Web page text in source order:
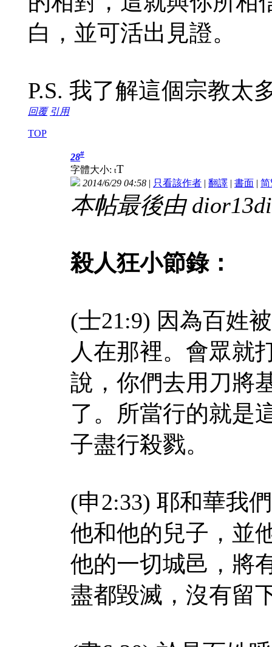
白，並可活出見證。
P.S. 我了解這個宗教太
回覆 引用
TOP
28#
字體大小: tT
2014/6/29 04:58 | 只看該作者 | 翻譯 | 書面 | 简
本帖最後由
殺人狂小節錄：
(士21:9) 因為百姓
人在那裡。會眾就
說，你們去用刀將
了。所當行的就是
子盡行殺戮。
(申2:33) 耶和華我
他和他的兒子，並
他的一切城邑，將
盡都毀滅，沒有留